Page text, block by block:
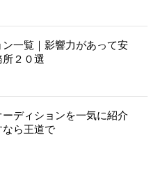
一覧｜影響力があって安
２０選
ディションを一気に紹介
なら王道で